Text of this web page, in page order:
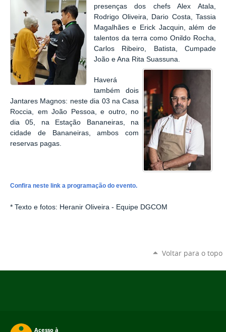
presenças dos chefs Alex Atala,
Rodrigo Oliveira, Dario Costa, Tassia
Magalhães e Erick Jacquin, além de
talentos da terra como Onildo Rocha,
Carlos Ribeiro, Batista, Cumpade
João e Ana Rita Suassuna.
Haverá
também dois
Jantares Magnos: neste dia 03 na Casa
Roccia, em João Pessoa, e outro, no
dia 05, na Estação Bananeiras, na
cidade de Bananeiras, ambos com
reservas pagas.
Confira neste link a programação do evento.
* Texto e fotos: Heranir Oliveira - Equipe DGCOM
Voltar para o topo